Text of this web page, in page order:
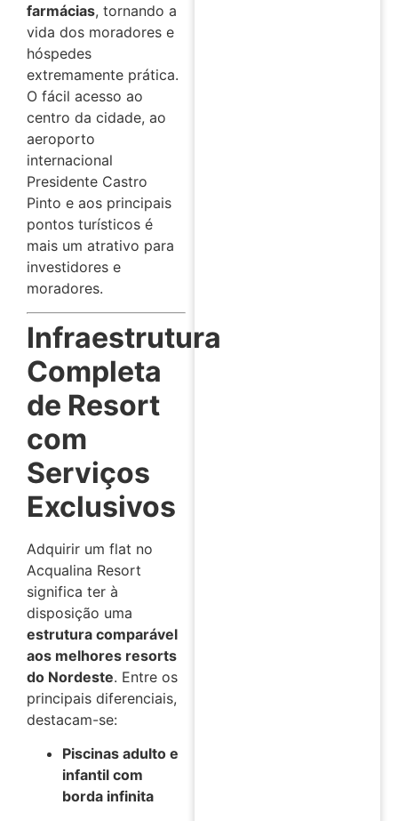
farmácias, tornando a
vida dos moradores e
hóspedes
extremamente prática.
O fácil acesso ao
centro da cidade, ao
aeroporto
internacional
Presidente Castro
Pinto e aos principais
pontos turísticos é
mais um atrativo para
investidores e
moradores.
Infraestrutura
Completa
de Resort
com
Serviços
Exclusivos
Adquirir um flat no
Acqualina Resort
significa ter à
disposição uma
estrutura comparável
aos melhores resorts
do Nordeste. Entre os
principais diferenciais,
destacam-se:
Piscinas adulto e
infantil com
borda infinita